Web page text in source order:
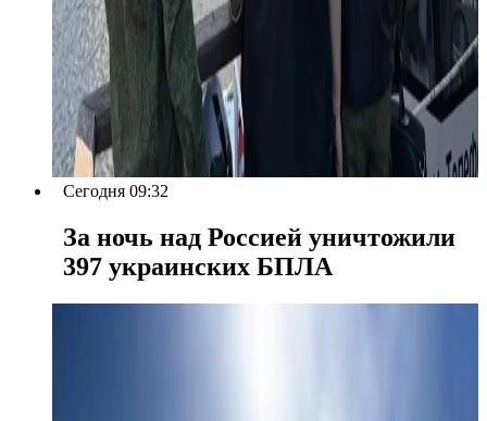
Сегодня 09:32
За ночь над Россией уничтожили
397 украинских БПЛА